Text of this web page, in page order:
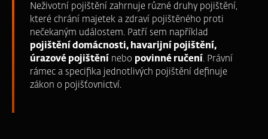
Neživotní pojištění zahrnuje různé druhy pojištění,
které chrání majetek a zdraví pojištěného proti
nečekaným událostem. Patří sem například
pojištění domácnosti, havarijní pojištění,
úrazové pojištění nebo povinné ručení. Právní
rámec a specifika jednotlivých pojištění definuje
zákon o pojišťovnictví.